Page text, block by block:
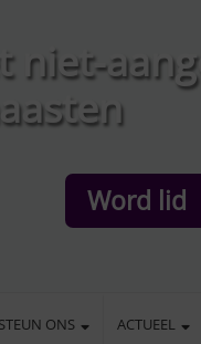
niet-
Word lid
STEUN ONS ACTUEEL